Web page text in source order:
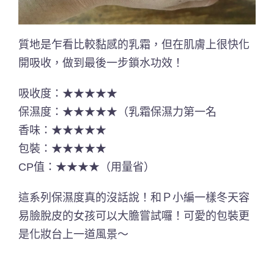
質地是乍看比較黏感的乳霜，但在肌膚上很快化
開吸收，做到最後一步鎖水功效！
吸收度：★★★★★
保濕度：★★★★★（乳霜保濕力第一名
香味：★★★★★
包裝：★★★★★
CP值：★★★★（用量省）
這系列保濕度真的沒話說！和Ｐ小編一樣冬天容
易臉脫皮的女孩可以大膽嘗試囉！可愛的包裝更
是化妝台上一道風景～